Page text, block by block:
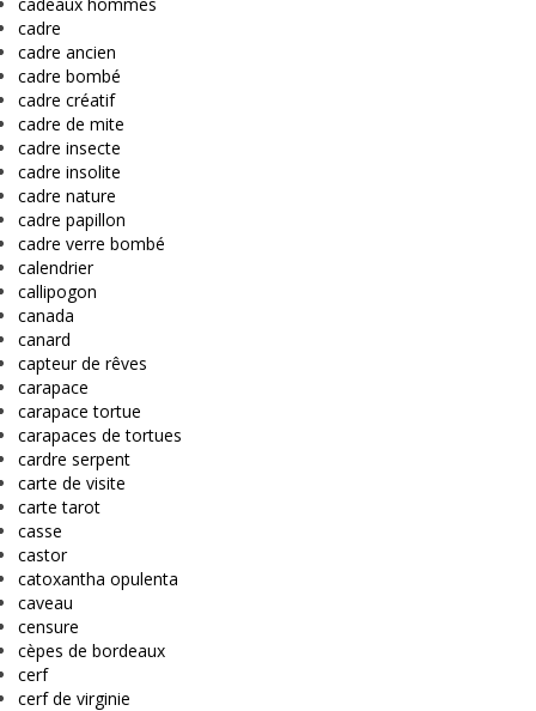
cadre
cadre ancien
cadre bombé
cadre créatif
cadre de mite
cadre insecte
cadre insolite
cadre nature
cadre papillon
cadre verre bombé
calendrier
callipogon
canada
canard
capteur de rêves
carapace
carapace tortue
carapaces de tortues
cardre serpent
carte de visite
carte tarot
casse
castor
catoxantha opulenta
caveau
censure
cèpes de bordeaux
cerf
cerf de virginie